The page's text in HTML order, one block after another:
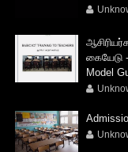
கையேடு
Model